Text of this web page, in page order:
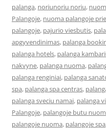
palanga, noriunoriu noriu,
Palangoje, nuoma palangoje
palangoje, pajurio viesbutis,
apgyvendinimas, palanga
palanga hotels, palanga
nakvyne, palanga nuoma,
palanga renginiai, palanga
spa, palanga spa centras,
palanga sveciu namai, palanga
Palangoje, palangoje butu
palangoje nuoma, palangoje spa